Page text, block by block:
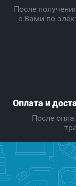
После
с Вами по
Оплата и
После